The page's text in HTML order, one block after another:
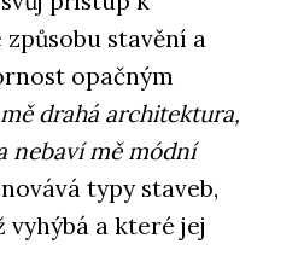
stavění a
opačným
drahá architektura,
nebaví mě módní
typy staveb,
a které jej